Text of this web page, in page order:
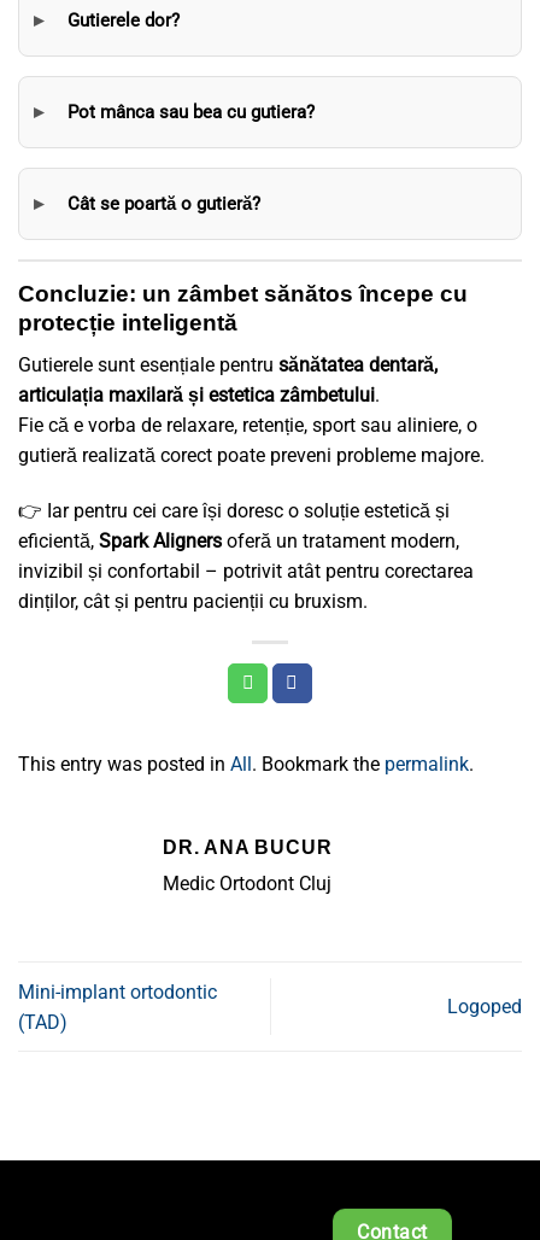
Gutierele dor?
Pot mânca sau bea cu gutiera?
Cât se poartă o gutieră?
Concluzie: un zâmbet sănătos începe cu
protecție inteligentă
Gutierele sunt esențiale pentru sănătatea dentară,
articulația maxilară și estetica zâmbetului.
Fie că e vorba de relaxare, retenție, sport sau aliniere, o
gutieră realizată corect poate preveni probleme majore.
👉 Iar pentru cei care își doresc o soluție estetică și
eficientă, Spark Aligners oferă un tratament modern,
invizibil și confortabil – potrivit atât pentru corectarea
dinților, cât și pentru pacienții cu bruxism.
This entry was posted in All. Bookmark the permalink.
DR. ANA BUCUR
Medic Ortodont Cluj
Mini-implant ortodontic
(TAD)
Logoped
Contact